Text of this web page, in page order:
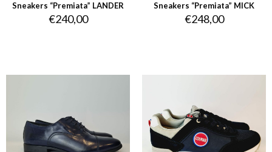
Sneakers “Premiata” LANDER
€240,00
Sneakers “Premiata” MICK
€248,00